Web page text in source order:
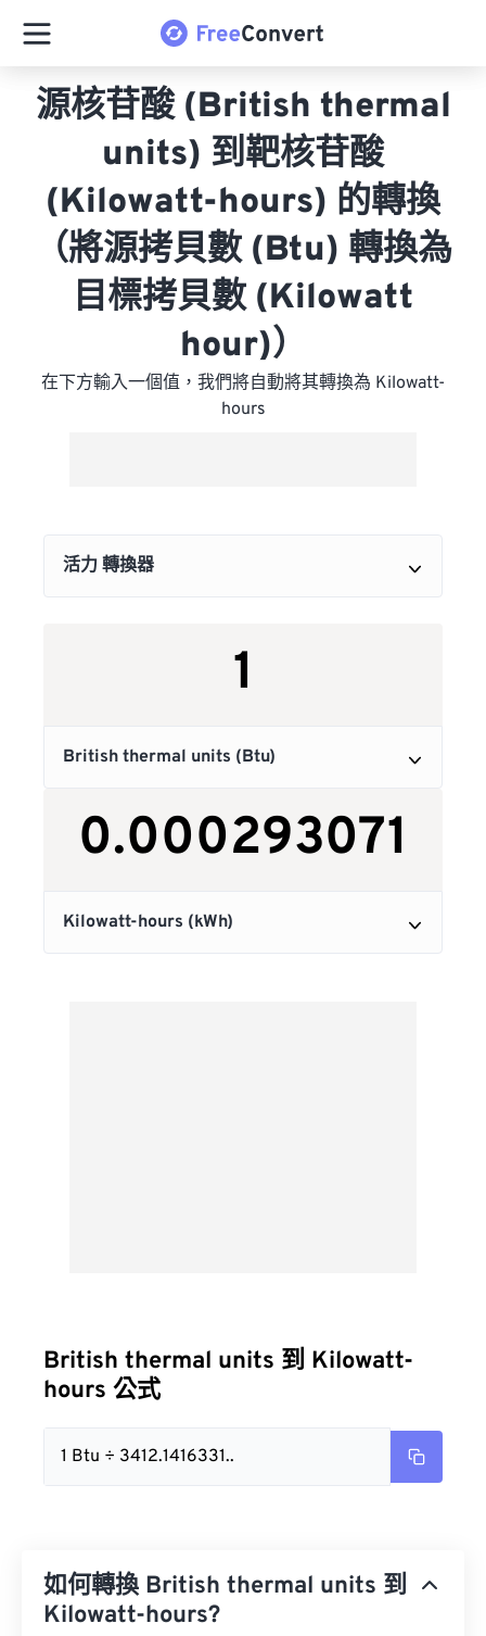
源核苷酸 (British thermal
units) 到靶核苷酸
(Kilowatt-hours) 的轉換
（將源拷貝數 (Btu) 轉換為
目標拷貝數 (Kilowatt
hour)）
在下方輸入一個值，我們將自動將其轉換為 Kilowatt-
hours
British thermal units 到 Kilowatt-
hours 公式
1 Btu ÷ 3412.1416331..
如何轉換 British thermal units 到
Kilowatt-hours?